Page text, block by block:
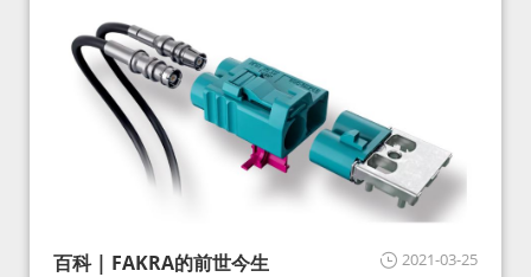
2021-03-25
百科 | FAKRA的前世今生